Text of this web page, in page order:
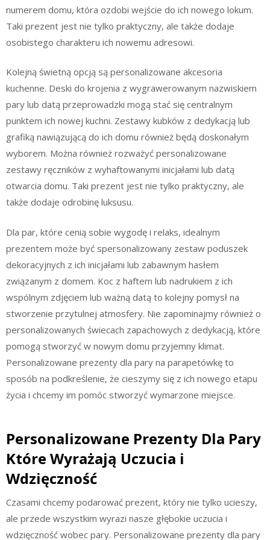
numerem domu, która ozdobi wejście do ich nowego lokum.
Taki prezent jest nie tylko praktyczny, ale także dodaje
osobistego charakteru ich nowemu adresowi.
Kolejną świetną opcją są personalizowane akcesoria
kuchenne. Deski do krojenia z wygrawerowanym nazwiskiem
pary lub datą przeprowadzki mogą stać się centralnym
punktem ich nowej kuchni. Zestawy kubków z dedykacją lub
grafiką nawiązującą do ich domu również będą doskonałym
wyborem. Można również rozważyć personalizowane
zestawy ręczników z wyhaftowanymi inicjałami lub datą
otwarcia domu. Taki prezent jest nie tylko praktyczny, ale
także dodaje odrobinę luksusu.
Dla par, które cenią sobie wygodę i relaks, idealnym
prezentem może być spersonalizowany zestaw poduszek
dekoracyjnych z ich inicjałami lub zabawnym hasłem
związanym z domem. Koc z haftem lub nadrukiem z ich
wspólnym zdjęciem lub ważną datą to kolejny pomysł na
stworzenie przytulnej atmosfery. Nie zapominajmy również o
personalizowanych świecach zapachowych z dedykacją, które
pomogą stworzyć w nowym domu przyjemny klimat.
Personalizowane prezenty dla pary na parapetówkę to
sposób na podkreślenie, że cieszymy się z ich nowego etapu
życia i chcemy im pomóc stworzyć wymarzone miejsce.
Personalizowane Prezenty Dla Pary
Które Wyrażają Uczucia i
Wdzięczność
Czasami chcemy podarować prezent, który nie tylko ucieszy,
ale przede wszystkim wyrazi nasze głębokie uczucia i
wdzięczność wobec pary. Personalizowane prezenty dla pary